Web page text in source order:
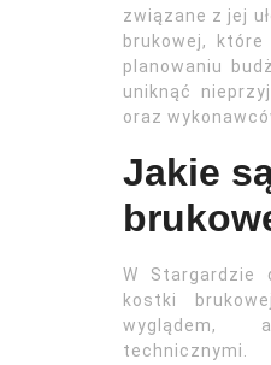
związane z jej
brukowej,
planowaniu
uniknąć
oraz
Jakie
W Stargardzie
kostki
wyglądem,
technicznymi.